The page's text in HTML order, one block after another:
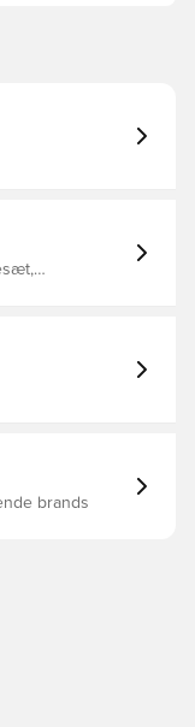
brands